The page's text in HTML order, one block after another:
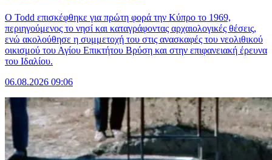
Ο Todd επισκέφθηκε για πρώτη φορά την Κύπρο το 1969,
περιηγούμενος το νησί και καταγράφοντας αρχαιολογικές θέσεις,
ενώ ακολούθησε η συμμετοχή του στις ανασκαφές του νεολιθικού
οικισμού του Αγίου Επικτήτου Βρύση και στην επιφανειακή έρευνα
του Ιδαλίου.
06.08.2026 09:06